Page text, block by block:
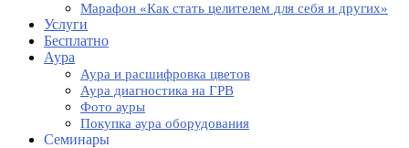
Марафон «Как стать целителем для себя и других»
Услуги
Бесплатно
Аура
Аура и расшифровка цветов
Аура диагностика на ГРВ
Фото ауры
Покупка аура оборудования
Семинары